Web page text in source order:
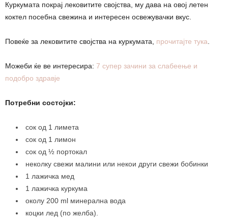
Куркумата покрај лековитите својства, му дава на овој летен
коктел посебна свежина и интересен освежувачки вкус.
Повеќе за лековитите својства на куркумата, прочитајте тука
Можеби ќе ве интересира: 7 супер зачини за слабеење и
подобро здравје
Потребни состојки:
сок од 1 лимета
сок од 1 лимон
сок од ½ портокал
неколку свежи малини или некои други свежи бобинки
1 лажичка мед
1 лажичка куркума
околу 200 ml минерална вода
коцки лед (по желба).